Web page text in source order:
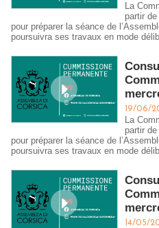
La
partir
pour préparer la séance de
poursuivra ses travaux en mode
19/06/
La
partir
pour préparer la séance de
poursuivra ses travaux en mode
14/05/